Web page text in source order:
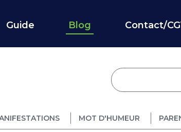
Guide Blog Contact/
MOT D'HUMEUR